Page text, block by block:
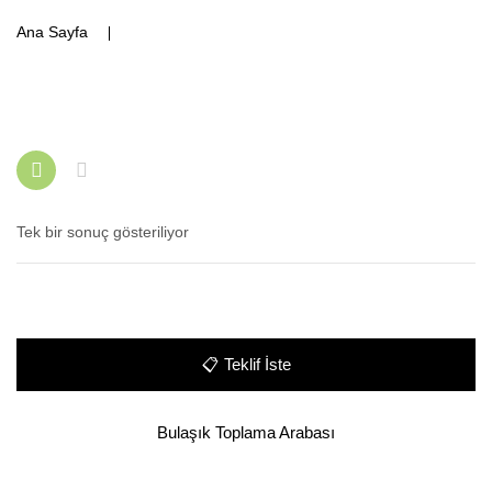
Ana Sayfa
Tek bir sonuç gösteriliyor
📋 Teklif İste
Bulaşık Toplama Arabası